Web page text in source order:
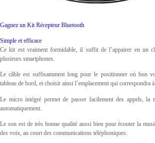
Gagnez un Kit Récepteur Bluetooth
Simple et efficace
Ce kit est vraiment formidable, il suffit de l’appairer en un
plusieurs smartphones.
Le câble est suffisamment long pour le positionner où bon
tableau de bord, et choisir ainsi l’emplacement qui correspondra
Le micro intégré permet de passer facilement des appels, la
automatiquement.
Le son est de très bonne qualité aussi bien pour écouter la
des voix, au court des communications téléphoniques.